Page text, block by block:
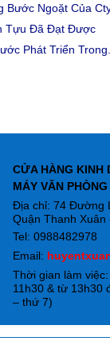
Bước Ngoặt Của
Tựu Đã Đạt Được
Phát Triển
CỬA HÀNG KINH
MÁY VĂN PHÒNG
Địa chỉ: 74 Đường
Quận Thanh Xuân
Tel: 0988482978
Email:
Thời gian làm
11h30 & từ 13h30
– thứ 7)